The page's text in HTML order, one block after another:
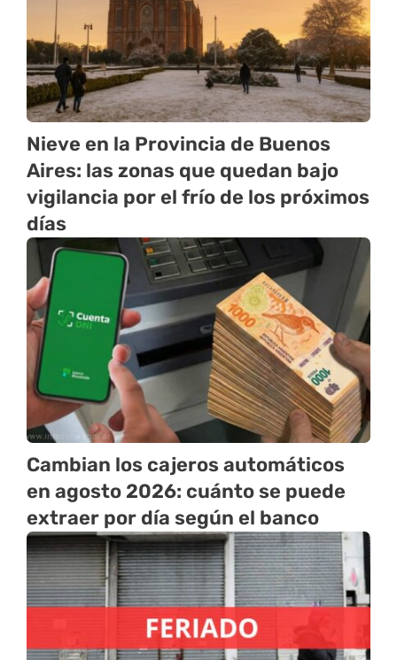
Nieve en la Provincia de Buenos
Aires: las zonas que quedan bajo
vigilancia por el frío de los próximos
días
Cambian los cajeros automáticos
en agosto 2026: cuánto se puede
extraer por día según el banco